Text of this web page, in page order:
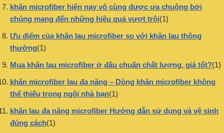
khăn microfiber hiện nay vô cùng được ưa chuộng bởi
chúng mang đến những hiệu quả vượt trội(1)
Ưu điểm của khăn lau microfiber so với khăn lau thông
thường(1)
Mua khăn lau microfiber ở đâu chuẩn chất lượng, giá tốt?(1)
khăn microfiber lau đa năng – Dòng khăn microfiber không
thể thiếu trong ngôi nhà bạn(1)
khăn lau đa năng microfiber Hướng dẫn sử dụng và vệ sinh
đúng cách(1)